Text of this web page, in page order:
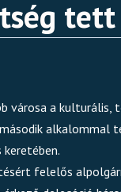
városa a
felelős